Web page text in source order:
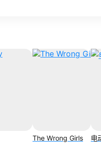
The Wrong Girls 电